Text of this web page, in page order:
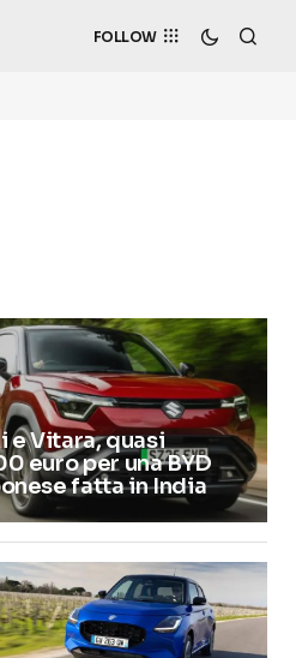
FOLLOW
e Vitara, quasi
euro per una BYD
fatta in India